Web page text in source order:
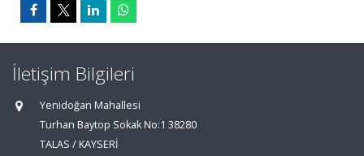
İletişim Bilgileri
Yenidoğan Mahallesi
Turhan Baytop Sokak No:1 38280
TALAS / KAYSERİ